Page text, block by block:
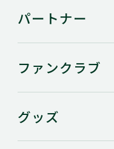
パートナー
ファンクラブ
グッズ